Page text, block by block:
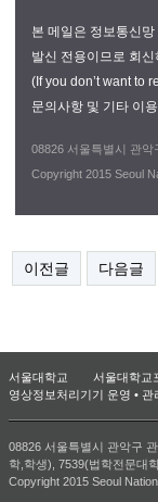
본 메일은 정보통신
발신 전용이므로 회
(If you don’t want to
문의사항 및 기타 이
​08826 서울특별시 관
Copyright 2015 Seoul
이전글 다음글
서울대학교 서울대학교
영상정보처리기기 운영 • 관
08826 서울특별시 관악구
학,학생), 7539(법학전문대
Copyright 2015 Seoul